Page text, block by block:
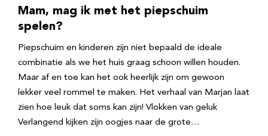
Mam, mag ik met het piepschuim
spelen?
Piepschuim en kinderen zijn niet bepaald de ideale
combinatie als we het huis graag schoon willen houden.
Maar af en toe kan het ook heerlijk zijn om gewoon
lekker veel rommel te maken. Het verhaal van Marjan laat
zien hoe leuk dat soms kan zijn! Vlokken van geluk
Verlangend kijken zijn oogjes naar de grote…